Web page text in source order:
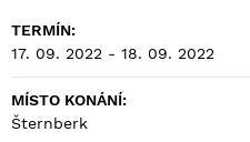
TERMÍN:
17. 09. 2022 - 18. 09. 2022
MÍSTO KONÁNÍ:
Šternberk